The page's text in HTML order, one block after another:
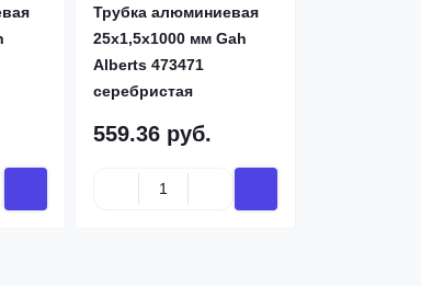
Трубка алюминиевая
25х1,5х1000 мм Gah
Alberts 473471
серебристая
559.36 руб.